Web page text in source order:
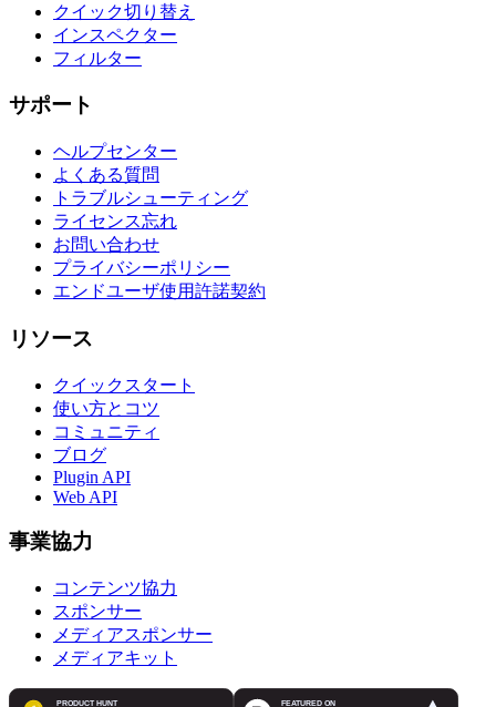
クイック切り替え
インスペクター
フィルター
サポート
ヘルプセンター
よくある質問
トラブルシューティング
ライセンス忘れ
お問い合わせ
プライバシーポリシー
エンドユーザ使用許諾契約
リソース
クイックスタート
使い方とコツ
コミュニティ
ブログ
Plugin API
Web API
事業協力
コンテンツ協力
スポンサー
メディアスポンサー
メディアキット